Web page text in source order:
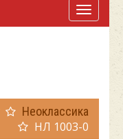
Неоклассика
НЛ 1003-0